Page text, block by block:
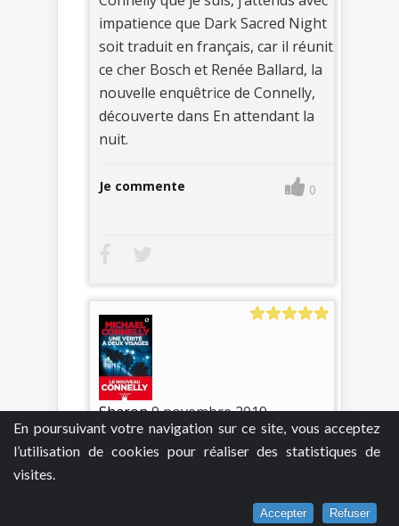
En poursuivant votre navigation sur ce site, vous acceptez
l’utilisation de cookies pour réaliser des statistiques de
visites.
Accepter Refuser
impatience que Dark Sacred Night
soit traduit en français, car il réunit
ce cher Bosch et Renée Ballard, la
nouvelle enquêtrice de Connelly,
découverte dans En attendant la
nuit.
Je commente 0
Sharon9 novembre 2019
Une vérité à deux visages - Michael
Connelly
policier qui devrait être à la retraite